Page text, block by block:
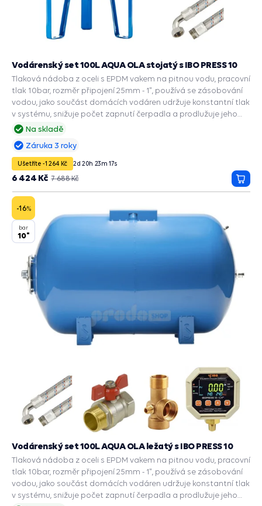
Na skladě
Vodárenský set 100L AQUA OLA stojatý s IBO PRESS 10
Tlaková nádoba z oceli s EPDM vakem na pitnou vodu, pracovní
tlak 10bar, rozměr připojení 25mm - 1", používá se zásobování
vodou, jako součást domácích vodáren udržuje konstantní tlak
v systému, snižuje počet zapnutí čerpadla a prodlužuje jeho
životnost, zabudované příslušenství a ochranné funkce: PRESS
Manometr, Ochrana chodu na sucho, Ochrana proti přetížení,
Ochrana proti vodnímu rázu.
Záruka 3 roky
Ušetříte -1 264 Kč 2d 20h 23m 16s
7 688 Kč
6 424 Kč
do
-16%
bar
10"
Vodárenský set 100L AQUA OLA ležatý s IBO PRESS 10
Tlaková nádoba z oceli s EPDM vakem na pitnou vodu, pracovní
tlak 10bar, rozměr připojení 25mm - 1", používá se zásobování
vodou, jako součást domácích vodáren udržuje konstantní tlak
v systému, snižuje počet zapnutí čerpadla a prodlužuje jeho